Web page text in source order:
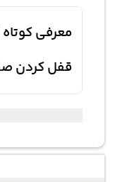
قفل کردن